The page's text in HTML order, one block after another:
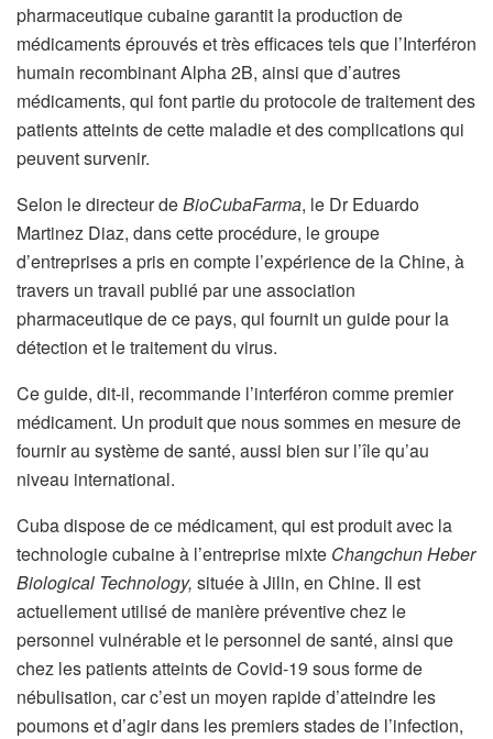
pharmaceutique cubaine garantit la production de
médicaments éprouvés et très efficaces tels que l’Interféron
humain recombinant Alpha 2B, ainsi que d’autres
médicaments, qui font partie du protocole de traitement des
patients atteints de cette maladie et des complications qui
peuvent survenir.
Selon le directeur deBioCubaFarma, le Dr Eduardo
Martinez Diaz, dans cette procédure, le groupe
d’entreprises a pris en compte l’expérience de la Chine, à
travers un travail publié par une association
pharmaceutique de ce pays, qui fournit un guide pour la
détection et le traitement du virus.
Ce guide, dit-il, recommande l’interféron comme premier
médicament. Un produit que nous sommes en mesure de
fournir au système de santé, aussi bien sur l’île qu’au
niveau international.
Cuba dispose de ce médicament, qui est produit avec la
technologie cubaine à l’entreprise mixte Changchun Heber
Biological Technology, située à Jilin, en Chine. Il est
actuellement utilisé de manière préventive chez le
personnel vulnérable et le personnel de santé, ainsi que
chez les patients atteints de Covid-19 sous forme de
nébulisation, car c’est un moyen rapide d’atteindre les
poumons et d’agir dans les premiers stades de l’infection,